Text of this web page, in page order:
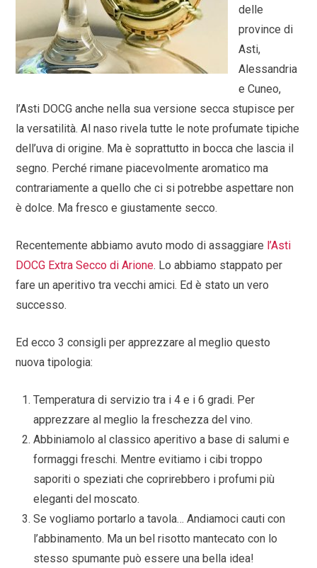
delle
province di
Asti,
Alessandria
e Cuneo,
l’Asti DOCG anche nella sua versione secca stupisce per
la versatilità. Al naso rivela tutte le note profumate tipiche
dell’uva di origine. Ma è soprattutto in bocca che lascia il
segno. Perché rimane piacevolmente aromatico ma
contrariamente a quello che ci si potrebbe aspettare non
è dolce. Ma fresco e giustamente secco.
Recentemente abbiamo avuto modo di assaggiare l’Asti
DOCG Extra Secco di Arione. Lo abbiamo stappato per
fare un aperitivo tra vecchi amici. Ed è stato un vero
successo.
Ed ecco 3 consigli per apprezzare al meglio questo
nuova tipologia:
Temperatura di servizio tra i 4 e i 6 gradi. Per
apprezzare al meglio la freschezza del vino.
Abbiniamolo al classico aperitivo a base di salumi e
formaggi freschi. Mentre evitiamo i cibi troppo
saporiti o speziati che coprirebbero i profumi più
eleganti del moscato.
Se vogliamo portarlo a tavola… Andiamoci cauti con
l’abbinamento. Ma un bel risotto mantecato con lo
stesso spumante può essere una bella idea!